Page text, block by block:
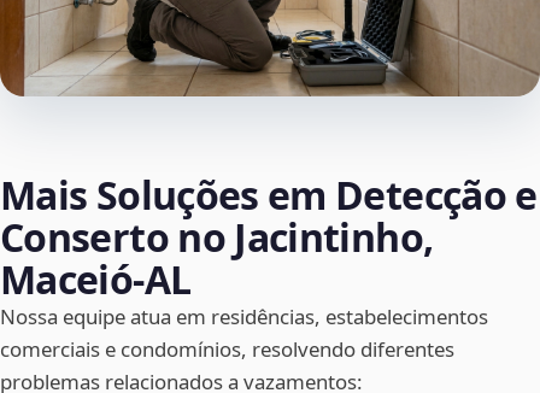
Mais Soluções em Detecção e
Conserto no Jacintinho,
Maceió‑AL
Nossa equipe atua em residências, estabelecimentos
comerciais e condomínios, resolvendo diferentes
problemas relacionados a vazamentos: